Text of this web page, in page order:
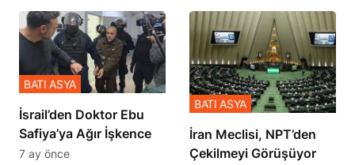
İsrail’den Doktor Ebu
Safiya’ya Ağır İşkence
BATI ASYA
7 ay önce
İran Meclisi, NPT’den
Çekilmeyi Görüşüyor
BATI ASYA